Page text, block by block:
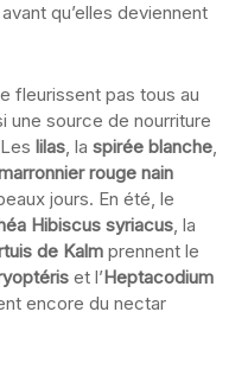
qu’elles deviennent
fleurissent pas tous au
une source de nourriture
lilas, la spirée blanche,
rouge nain
jours. En été, le
Hibiscus syriacus, la
de Kalm prennent le
et l’Heptacodium
encore du nectar